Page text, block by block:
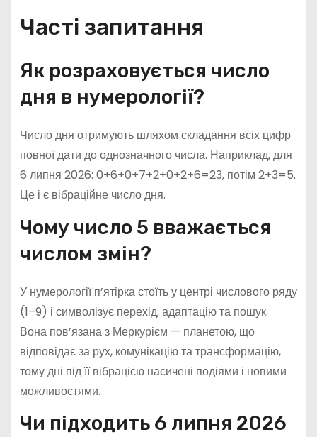
Часті запитання
Як розраховується число
дня в нумерології?
Число дня отримують шляхом складання всіх цифр
повної дати до однозначного числа. Наприклад, для
6 липня 2026: 0+6+0+7+2+0+2+6=23, потім 2+3=5.
Це і є вібраційне число дня.
Чому число 5 вважається
числом змін?
У нумерології п’ятірка стоїть у центрі числового ряду
(1–9) і символізує перехід, адаптацію та пошук.
Вона пов’язана з Меркурієм — планетою, що
відповідає за рух, комунікацію та трансформацію,
тому дні під її вібрацією насичені подіями і новими
можливостями.
Чи підходить 6 липня 2026